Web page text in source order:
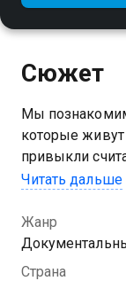
Сюжет
Мы
которые
привыкли
угрозой
нового места
Читать дальше
Жанр
Страна